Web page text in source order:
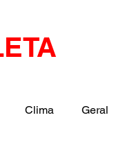
Clima Geral